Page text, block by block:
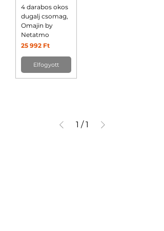
4 darabos okos
dugalj csomag,
Omajin by
Netatmo
Ár
25 992 Ft
Elfogyott
1 / 1